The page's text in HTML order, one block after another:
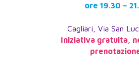
ore 19.30 –
Cagliari, Via San
Iniziativa gratuita,